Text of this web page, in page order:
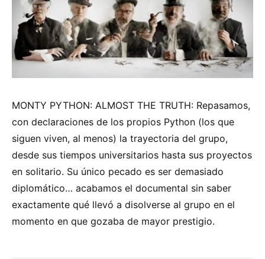
MONTY PYTHON: ALMOST THE TRUTH: Repasamos,
con declaraciones de los propios Python (los que
siguen viven, al menos) la trayectoria del grupo,
desde sus tiempos universitarios hasta sus proyectos
en solitario. Su único pecado es ser demasiado
diplomático… acabamos el documental sin saber
exactamente qué llevó a disolverse al grupo en el
momento en que gozaba de mayor prestigio.